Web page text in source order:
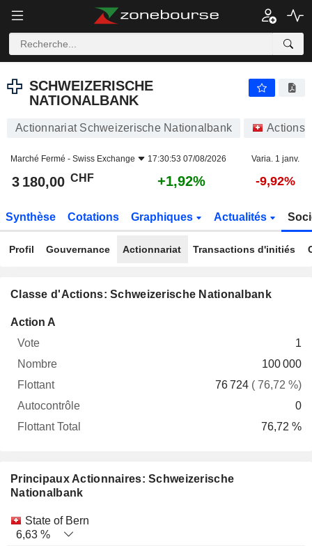
SCHWEIZERISCHE
NATIONALBANK
Actionnariat Schweizerische Nationalbank Actions
Marché Fermé - Swiss Exchange 17:30:53 07/08/2026 Varia. 1 janv.
3 180,00 CHF +1,92% -9,92%
Synthèse Cotations Graphiques Actualités
Profil Gouvernance Actionnariat Transactions d'initiés
Classe d'Actions: Schweizerische Nationalbank
Action A
1
100 000
76 724 ( 76,72 %)
0
76,72 %
Principaux Actionnaires: Schweizerische
Nationalbank
Nom Actions %
State of Bern
6,63 %